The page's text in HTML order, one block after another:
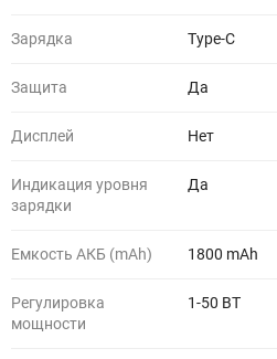
Зарядка Type-C
Защита Да
Дисплей Нет
Индикация уровня
зарядки
Да
Емкость АКБ (mAh) 1800 mAh
Регулировка
мощности
1-50 ВТ